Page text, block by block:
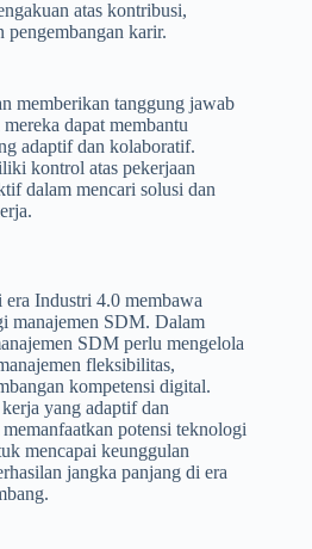
atas kontribusi,
pengembangan karir.
memberikan tanggung jawab
dapat membantu
adaptif dan kolaboratif.
kontrol atas pekerjaan
dalam mencari solusi dan
Industri 4.0 membawa
manajemen SDM. Dalam
SDM perlu mengelola
fleksibilitas,
kompetensi digital.
yang adaptif dan
potensi teknologi
mencapai keunggulan
jangka panjang di era